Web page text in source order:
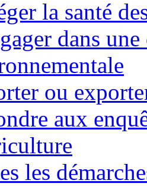
la santé
dans
ou
aux
les